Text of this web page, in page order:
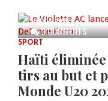
0 COMMENTS
AUG 04, 2026
SPORT
Haïti éliminée
tirs au but et
Monde U20